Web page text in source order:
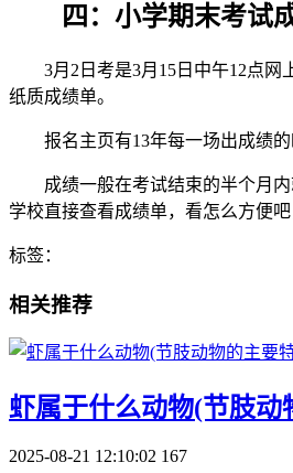
四：小学期末考试
3月2日考是3月15日中午12点网
纸质成绩单。
报名主页有13年每一场出成绩的
成绩一般在考试结束的半个月
学校直接查看成绩单，看怎么方便
标签：
相关推荐
虾属于什么动物(节肢动
2025-08-21 12:10:02 167